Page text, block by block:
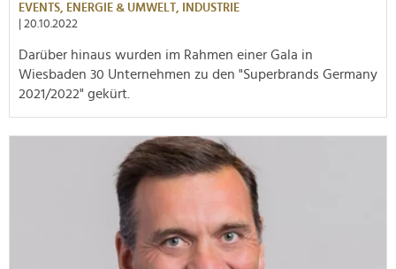
EVENTS, ENERGIE & UMWELT,
INDUSTRIE
| 20.10.2022
Darüber hinaus wurden im Rahmen einer Gala in
Wiesbaden 30 Unternehmen zu den "Superbrands Germany
2021/2022" gekürt.